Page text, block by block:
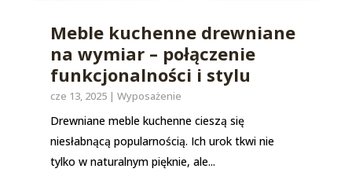
Meble kuchenne drewniane
na wymiar – połączenie
funkcjonalności i stylu
cze 13, 2025| Wyposażenie
Drewniane meble kuchenne cieszą się
niesłabnącą popularnością. Ich urok tkwi nie
tylko w naturalnym pięknie, ale...